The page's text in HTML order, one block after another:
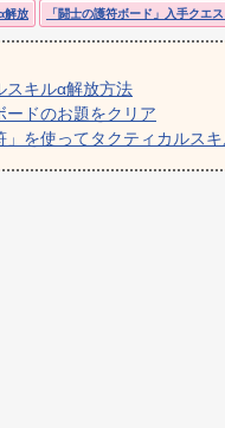
解放 「闘士の護符ボード」入手クエス
スキルα解放方法
ードのお題をクリア
」を使ってタクティカルス